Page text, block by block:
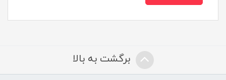
برگشت به بالا